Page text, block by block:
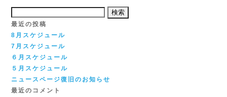
索:
最近の投稿
8月スケジュール
7月スケジュール
６月スケジュール
５月スケジュール
ニュースページ復旧のお知らせ
最近のコメント